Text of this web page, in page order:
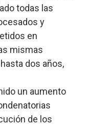
todas las
y
en
mismas
dos años,
un aumento
de los